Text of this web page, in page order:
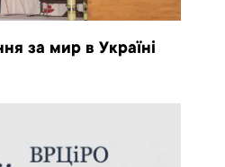
за мир в Україні